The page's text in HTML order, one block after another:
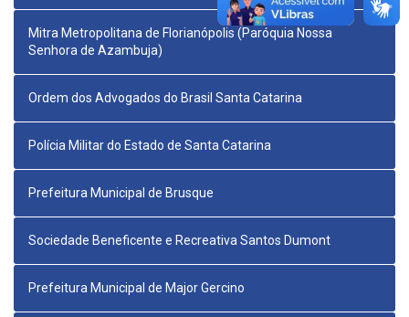
Mitra Metropolitana de Florianópolis (Paróquia Nossa
Senhora de Azambuja)
Ordem dos Advogados do Brasil Santa Catarina
Polícia Militar do Estado de Santa Catarina
Prefeitura Municipal de Brusque
Sociedade Beneficente e Recreativa Santos Dumont
Prefeitura Municipal de Major Gercino